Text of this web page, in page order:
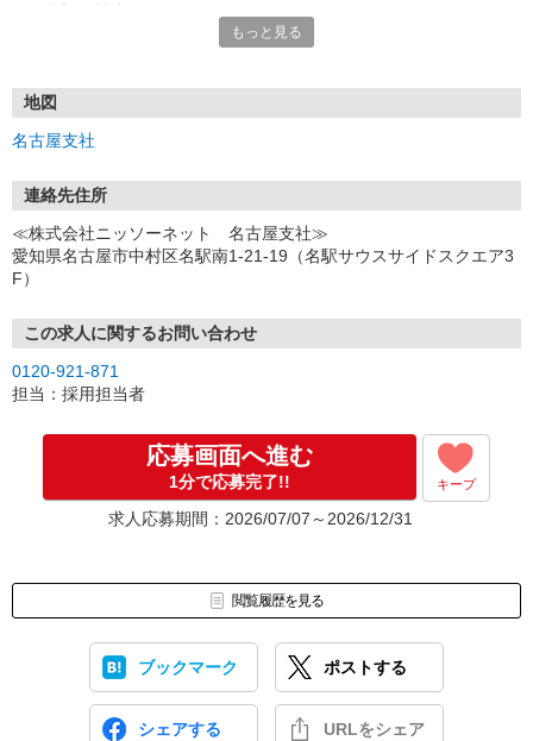
「e-aidemを見て」とお伝えいただけるとスムーズです。
◎応募フォームからのご応募は24時間受付中です！
（2）面談・登録の実施
ご都合のよいお日にちをお聞かせください。
↓
（3）選考・お仕事のご案内
↓
（4）就業開始
能です。
もっと見る
地図
名古屋支社
連絡先住所
≪株式会社ニッソーネット 名古屋支社≫
愛知県名古屋市中村区名駅南1-21-19（名駅サウスサイドスクエア3
F）
この求人に関するお問い合わせ
0120-921-871
担当：採用担当者
応募画面へ進む
1分で応募完了!! キープ
求人応募期間：2026/07/07～2026/12/31
閲覧履歴を見る
ブックマーク ポストする
シェアする URLをシェア